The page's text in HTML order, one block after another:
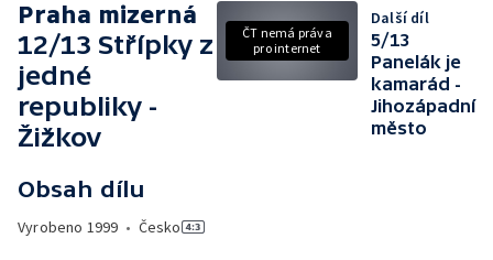
Praha mizerná
12/13 Střípky z
jedné
republiky -
Žižkov
Obsah dílu
Vyrobeno 1999 • Česko
ČT nemá práva
pro internet
Další díl
5/13
Panelák je
kamarád -
Jihozápadní
město